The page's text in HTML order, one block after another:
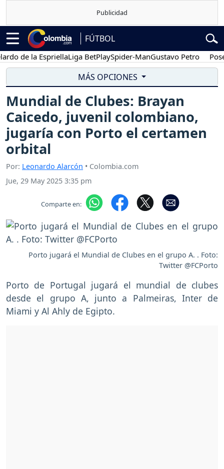
FÚTBOL
de la EspriellaLiga BetPlaySpider-ManGustavo Petro
MÁS OPCIONES
Mundial de Clubes: Brayan
Caicedo, juvenil colombiano,
jugaría con Porto el certamen
orbital
Por: Leonardo Alarcón • Colombia.com
Jue, 29 May 2025 3:35 pm
Comparte en:
Porto jugará el Mundial de Clubes en el grupo A. . Foto:
Twitter @FCPorto
Porto de Portugal jugará el mundial de clubes
desde el grupo A, junto a Palmeiras, Inter de
Miami y Al Ahly de Egipto.